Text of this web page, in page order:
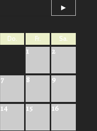
►
Do. Fr. Sa.
1 2
7 8 9
14 15 16